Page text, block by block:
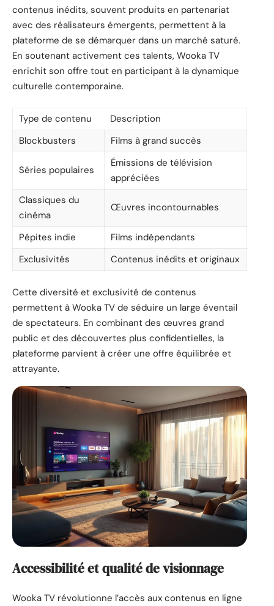
contenus inédits, souvent produits en partenariat
avec des réalisateurs émergents, permettent à la
plateforme de se démarquer dans un marché saturé.
En soutenant activement ces talents, Wooka TV
enrichit son offre tout en participant à la dynamique
culturelle contemporaine.
Type de contenu
Description
Blockbusters
Films à grand succès
Séries populaires
Émissions de télévision
appréciées
Classiques du
cinéma
Œuvres incontournables
Pépites indie
Films indépendants
Exclusivités
Contenus inédits et originaux
Cette diversité et exclusivité de contenus
permettent à Wooka TV de séduire un large éventail
de spectateurs. En combinant des œuvres grand
public et des découvertes plus confidentielles, la
plateforme parvient à créer une offre équilibrée et
attrayante.
Accessibilité et qualité de visionnage
Wooka TV révolutionne l’accès aux contenus en ligne